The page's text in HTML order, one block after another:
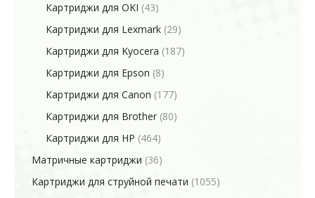
Картриджи для OKI (43)
Картриджи для Lexmark (29)
Картриджи для Kyocera (187)
Картриджи для Epson (8)
Картриджи для Canon (177)
Картриджи для Brother (80)
Картриджи для HP (464)
Матричные картриджи (36)
Картриджи для струйной печати (1055)